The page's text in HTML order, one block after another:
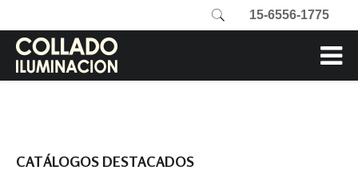
15-6556-1775
CATÁLOGOS DESTACADOS